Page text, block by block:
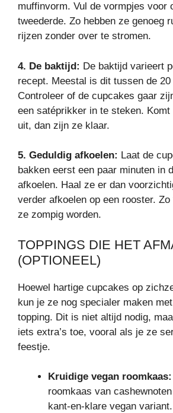
muffinvorm. Vul de vormpjes voor
tweederde. Zo hebben ze genoeg
rijzen zonder over te stromen.
4. De baktijd: De baktijd varieert
recept. Meestal is dit tussen de 20
Controleer of de cupcakes gaar
een satéprikker in te steken.
uit, dan zijn ze klaar.
5. Geduldig afkoelen: Laat de
bakken eerst een paar minuten in
afkoelen. Haal ze er dan
verder afkoelen op een rooster.
ze zompig worden.
TOPPINGS DIE HET
(OPTIONEEL)
Hoewel hartige cupcakes op
kun je ze nog specialer maken
topping. Dit is niet altijd nodig,
iets extra’s toe, vooral als je ze
feestje.
Kruidige vegan roomkaas:
roomkaas van
kant-en-klare vegan